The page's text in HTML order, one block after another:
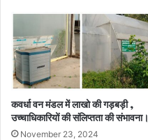
कवर्धा वन मंडल में लाखो की गड़बड़ी ,
उच्चाधिकारियों की संलिप्तता की संभावना।
November 23, 2024